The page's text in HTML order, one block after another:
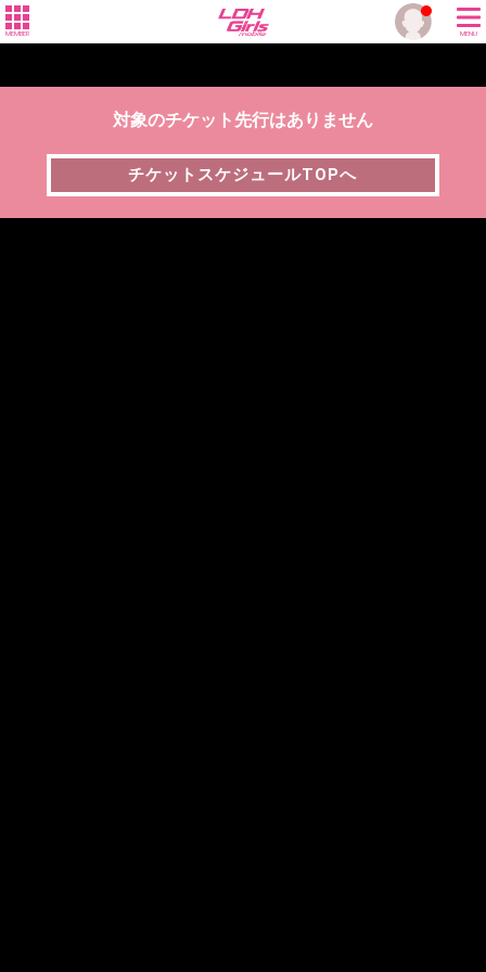
MEMBER MENU
対象のチケット先行はありません
チケットスケジュールTOPへ
チケットスケジュールTOPへ